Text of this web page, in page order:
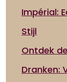
Impérial:
Stijl
Ontdek
Dranken: